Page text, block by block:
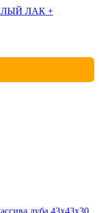
ЛАК +
дуба 43х43х30